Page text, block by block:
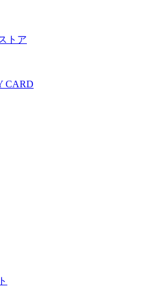
トア
CARD